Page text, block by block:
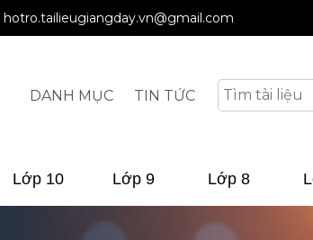
hotro.tailieugiangday.vn@gmail.com
DANH MỤC TIN TỨC
Lớp 10 Lớp 9 Lớp 8